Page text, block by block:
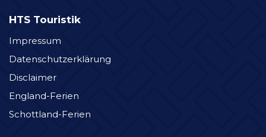
HTS Touristik
Impressum
Datenschutzerklärung
Disclaimer
England-Ferien
Schottland-Ferien